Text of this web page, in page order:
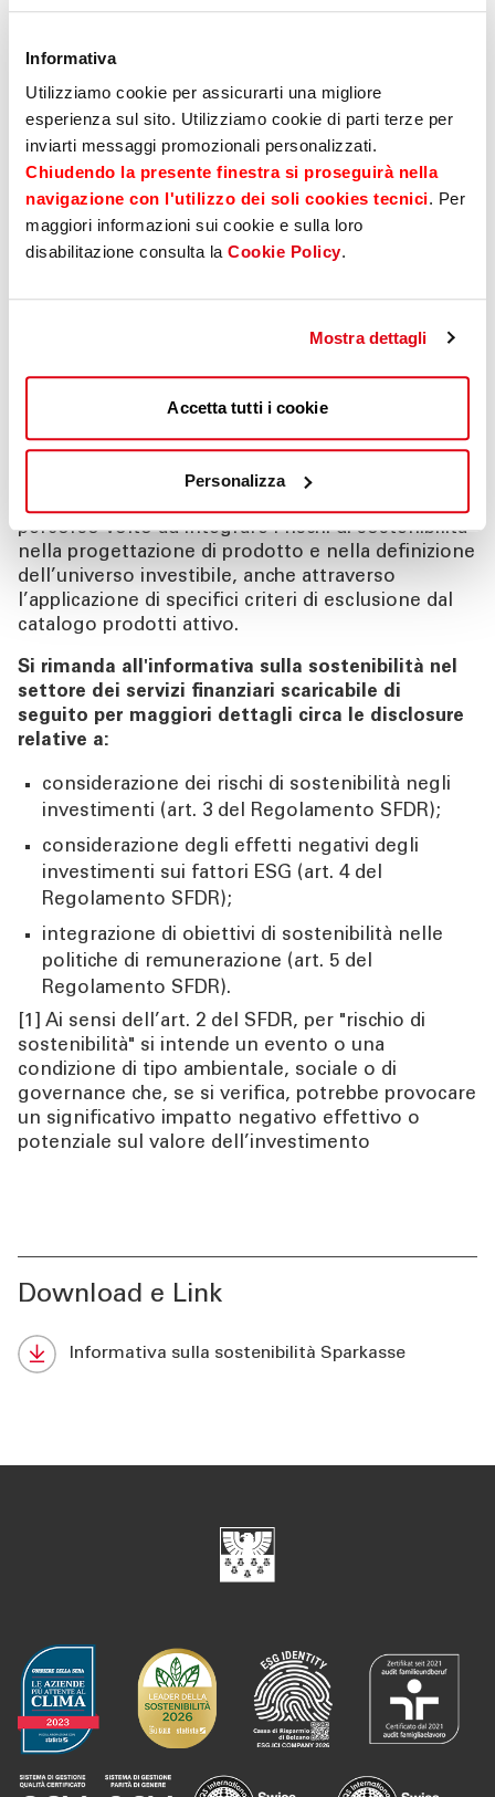
Informativa
Utilizziamo cookie per assicurarti una migliore
esperienza sul sito. Utilizziamo cookie di parti terze per
inviarti messaggi promozionali personalizzati.
Chiudendo la presente finestra si proseguirà nella
navigazione con l'utilizzo dei soli cookies tecnici. Per
maggiori informazioni sui cookie e sulla loro
disabilitazione consulta la Cookie Policy.
Mostra dettagli
Accetta tutti i cookie
Personalizza
sostenibilità relative ai prodotti finanziari.
In ottemperanza al Regolamento SFDR,
Sparkasse ha attuato una serie di misure
sinergiche volte a:
rafforzare i processi interni atti
all’identificazione ed integrazione dei rischi di
sostenibilità [1] negli investimenti e alla
considerazione dei principali effetti negativi
sempre più strumenti volti a identificare le
caratteristiche di sostenibilità dei prodotti
proprie Politiche di investimento e di Product
governance che regolano i prodotti a livello di
percorso volto ad integrare i rischi di sostenibilità
nella progettazione di prodotto e nella definizione
dell’universo investibile, anche attraverso
l’applicazione di specifici criteri di esclusione dal
catalogo prodotti attivo.
Si rimanda all'informativa sulla sostenibilità nel
settore dei servizi finanziari scaricabile di
seguito per maggiori dettagli circa le disclosure
relative a:
considerazione dei rischi di sostenibilità negli
investimenti (art. 3 del Regolamento SFDR);
considerazione degli effetti negativi degli
investimenti sui fattori ESG (art. 4 del
Regolamento SFDR);
integrazione di obiettivi di sostenibilità nelle
politiche di remunerazione (art. 5 del
Regolamento SFDR).
[1] Ai sensi dell’art. 2 del SFDR, per "rischio di
sostenibilità" si intende un evento o una
condizione di tipo ambientale, sociale o di
governance che, se si verifica, potrebbe provocare
un significativo impatto negativo effettivo o
potenziale sul valore dell’investimento
Download e Link
Informativa sulla sostenibilità Sparkasse